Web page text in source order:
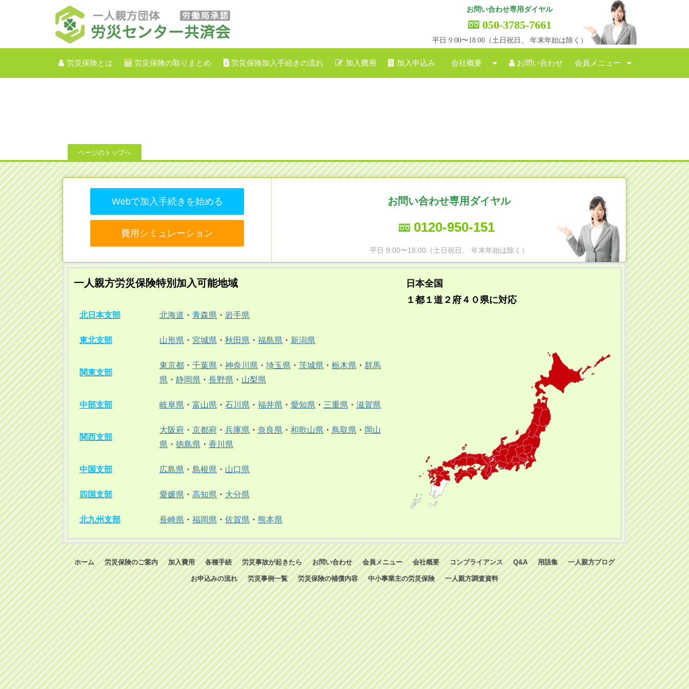
お問い合わせ専用ダイヤル
050-3785-7661
平日 9:00〜18:00（土日祝日、 年末年始は除く）
労災保険とは 労災保険の取りまとめ 労災保険加入手続きの流れ 加入費用 加入申込み 会社概要 お問い合わせ 会員メニュー
ページのトップへ
Webで加入手続きを始める
費用シミュレーション
お問い合わせ専用ダイヤル
0120-950-151
平日 9:00〜18:00（土日祝日、 年末年始は除く）
一人親方労災保険特別加入可能地域
北日本支部 北海道 ・ 青森県 ・ 岩手県
東北支部 山形県 ・ 宮城県 ・ 秋田県 ・ 福島県 ・ 新潟県
関東支部
東京都 ・ 千葉県 ・ 神奈川県 ・ 埼玉県 ・ 茨城県 ・ 栃木県 ・ 群馬
県 ・ 静岡県 ・ 長野県 ・ 山梨県
中部支部 岐阜県 ・ 富山県 ・ 石川県 ・ 福井県 ・ 愛知県 ・ 三重県 ・ 滋賀県
関西支部
大阪府 ・ 京都府 ・ 兵庫県 ・ 奈良県 ・ 和歌山県 ・ 鳥取県 ・ 岡山
県 ・ 徳島県 ・ 香川県
中国支部 広島県 ・ 島根県 ・ 山口県
四国支部 愛媛県 ・ 高知県 ・ 大分県
北九州支部 長崎県 ・ 福岡県 ・ 佐賀県 ・ 熊本県
日本全国
１都１道２府４０県に対応
ホーム 労災保険のご案内 加入費用 各種手続 労災事故が起きたら お問い合わせ 会員メニュー 会社概要 コンプライアンス Q&A 用語集 一人親方ブログ
お申込みの流れ 労災事例一覧 労災保険の補償内容 中小事業主の労災保険 一人親方調査資料